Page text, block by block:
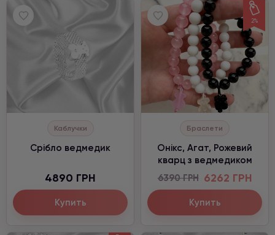
Каблучки
Cрібло ведмедик
4890 ГРН
Купить
2%
Браслети
Онікс, Агат, Рожевий
кварц з ведмедиком
6390 ГРН 6262 ГРН
Купить